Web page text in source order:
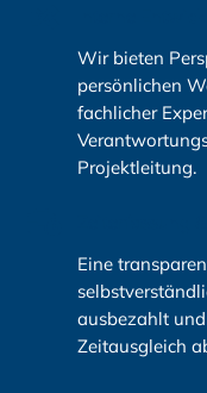
Wir bieten
persönlichen
fachlicher
Projektleitung.
Eine
ausbezahlt
Zeitausgleich